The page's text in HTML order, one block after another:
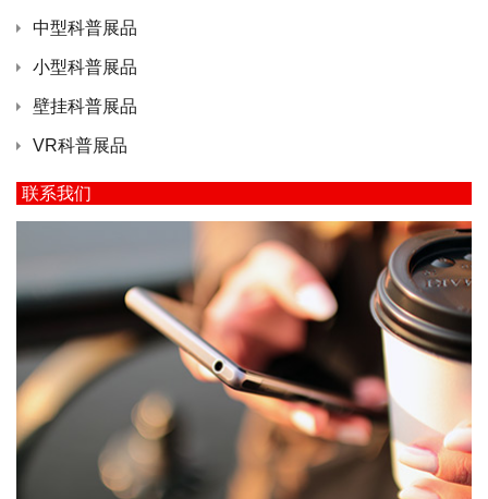
中型科普展品
小型科普展品
壁挂科普展品
VR科普展品
联系我们